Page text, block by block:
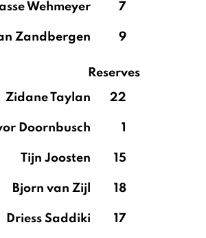
Wehmeyer 7
Zandbergen 9
Reserves
Zidane Taylan
22
Doornbusch 1
Tijn Joosten 15
Bjorn van Zijl 18
Driess Saddiki 17